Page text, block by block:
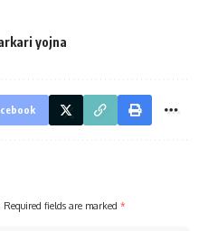
yojna
Required fields are marked *